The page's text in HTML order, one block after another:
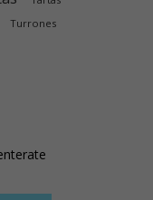
Turrones